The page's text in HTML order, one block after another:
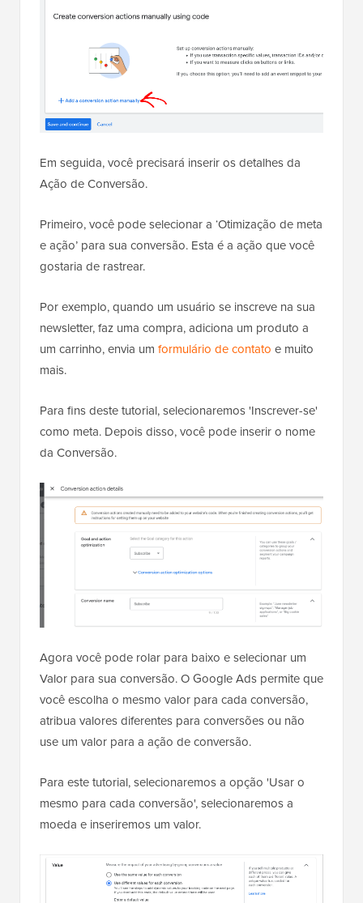
Em seguida, você precisará inserir os detalhes da
Ação de Conversão.
Primeiro, você pode selecionar a ‘Otimização de meta
e ação’ para sua conversão. Esta é a ação que você
gostaria de rastrear.
Por exemplo, quando um usuário se inscreve na sua
newsletter, faz uma compra, adiciona um produto a
um carrinho, envia um formulário de contato e muito
mais.
Para fins deste tutorial, selecionaremos 'Inscrever-se'
como meta. Depois disso, você pode inserir o nome
da Conversão.
Agora você pode rolar para baixo e selecionar um
Valor para sua conversão. O Google Ads permite que
você escolha o mesmo valor para cada conversão,
atribua valores diferentes para conversões ou não
use um valor para a ação de conversão.
Para este tutorial, selecionaremos a opção 'Usar o
mesmo para cada conversão', selecionaremos a
moeda e inseriremos um valor.